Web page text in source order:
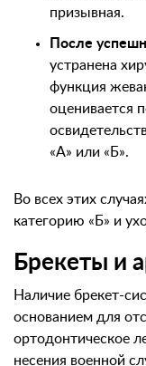
призывная.
После
устранена
функция
оценивается
«А» или «Б».
Во всех этих
категорию «Б» и
Брекеты и
Наличие брекет-
основанием для
ортодонтическое
несения военной